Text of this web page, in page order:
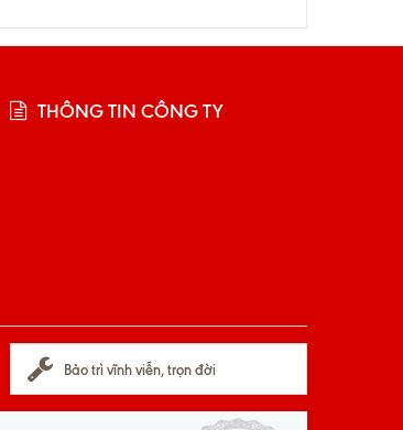
THÔNG TIN CÔNG TY
Bảo trì vĩnh viễn, trọn đời